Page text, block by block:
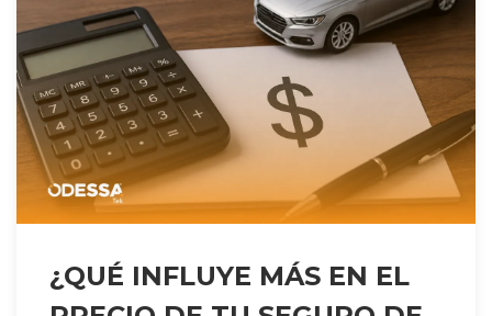
¿QUÉ INFLUYE MÁS EN EL